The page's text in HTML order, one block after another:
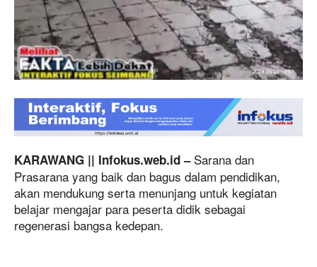
KARAWANG || Infokus.web.id –Sarana dan
Prasarana yang baik dan bagus dalam pendidikan,
akan mendukung serta menunjang untuk kegiatan
belajar mengajar para peserta didik sebagai
regenerasi bangsa kedepan.